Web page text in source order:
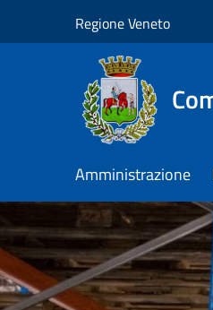
Regione Veneto
Amministrazione